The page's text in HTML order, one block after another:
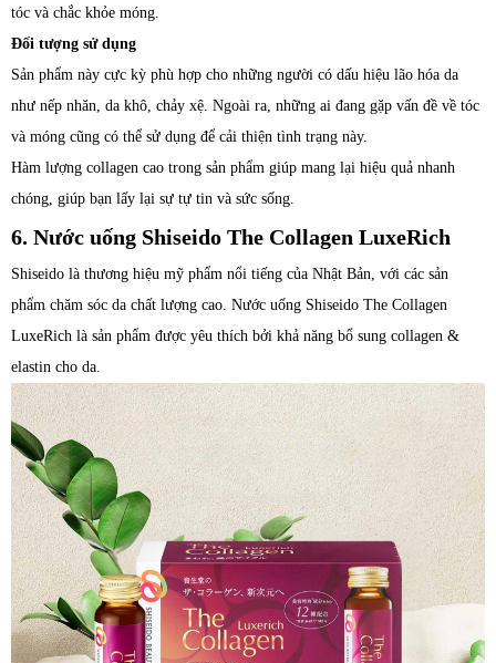
tóc và chắc khỏe móng.
Đối tượng sử dụng
Sản phẩm này cực kỳ phù hợp cho những người có dấu hiệu lão hóa da
như nếp nhăn, da khô, chảy xệ. Ngoài ra, những ai đang gặp vấn đề về tóc
và móng cũng có thể sử dụng để cải thiện tình trạng này.
Hàm lượng collagen cao trong sản phẩm giúp mang lại hiệu quả nhanh
chóng, giúp bạn lấy lại sự tự tin và sức sống.
6. Nước uống Shiseido The Collagen LuxeRich
Shiseido là thương hiệu mỹ phẩm nổi tiếng của Nhật Bản, với các sản
phẩm chăm sóc da chất lượng cao. Nước uống Shiseido The Collagen
LuxeRich là sản phẩm được yêu thích bởi khả năng bổ sung collagen &
elastin cho da.